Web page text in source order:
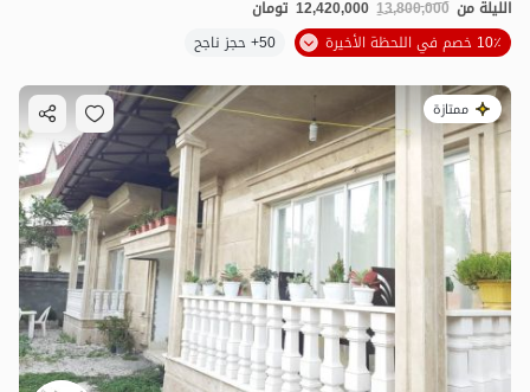
الليلة من 13,800,000
12,420,000 تومان
10٪ خصم في اللحظة الأخيرة
50+ حجز ناجح
ممتازة